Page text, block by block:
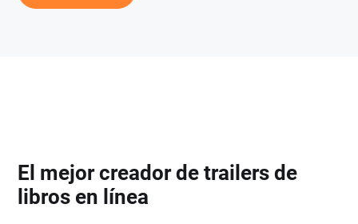
El mejor creador de trailers de
libros en línea